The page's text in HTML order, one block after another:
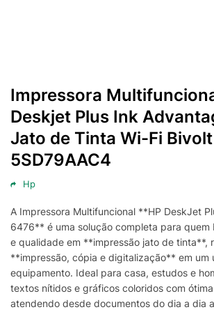
Impressora
Deskjet Plus Ink
Jato de Tinta Wi-Fi
5SD79AAC4
Hp
A Impressora Multifuncional **HP DeskJet
6476** é uma solução completa para
e qualidade em **impressão jato de tinta**,
**impressão, cópia e digitalização** em um
equipamento. Ideal para casa, estudos e
textos nítidos e gráficos coloridos com
atendendo desde documentos do dia a dia